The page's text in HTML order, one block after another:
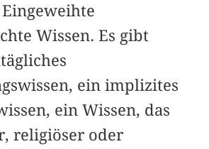
Wissen. Es gibt
ein implizites
ein Wissen, das
religiöser oder